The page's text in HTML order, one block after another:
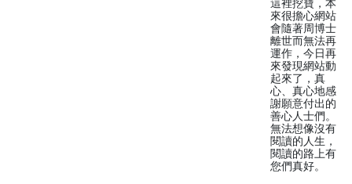
這裡挖寶，本
來很擔心網站
會隨著周博士
離世而無法再
運作，今日再
來發現網站動
起來了，真
心、真心地感
謝願意付出的
善心人士們。
無法想像沒有
閱讀的人生，
閱讀的路上有
您們真好。